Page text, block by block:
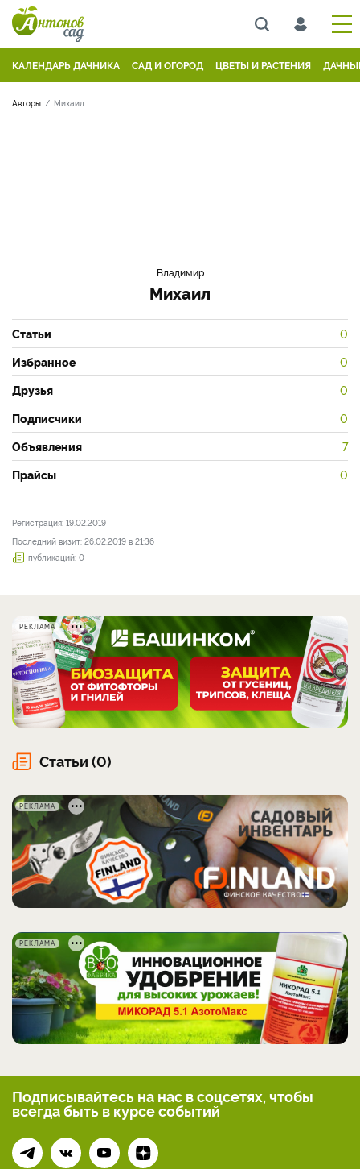
КАЛЕНДАРЬ ДАЧНИКА САД И ОГОРОД ЦВЕТЫ И РАСТЕНИЯ
Авторы Михаил
Владимир
Михаил
Статьи 0
Избранное 0
Друзья 0
Подписчики 0
Объявления 7
Прайсы 0
Регистрация: 19.02.2019
Последний визит: 26.02.2019 в 21:36
публикаций: 0
РЕКЛАМА
Статьи (0)
РЕКЛАМА
РЕКЛАМА
Подписывайтесь на нас в соцсетях, чтобы
всегдабыть в курсе событий